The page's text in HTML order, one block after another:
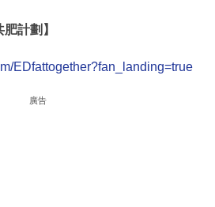
肥計劃】
EDfattogether?fan_landing=true
廣告